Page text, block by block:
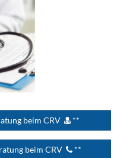
beim CRV **
beim CRV **